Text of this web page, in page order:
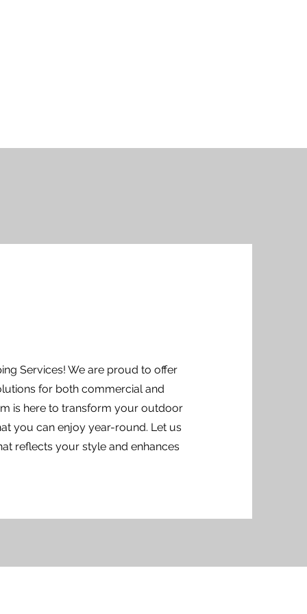
Services! We are proud to offer
for both commercial and
is here to transform your outdoor
you can enjoy year-round. Let us
reflects your style and enhances